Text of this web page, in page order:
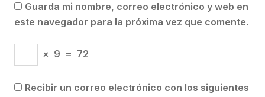
Guarda mi nombre, correo electrónico y web en
este navegador para la próxima vez que comente.
× 9 = 72
Recibir un correo electrónico con los siguientes